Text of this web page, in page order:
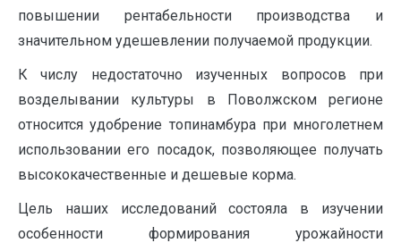
повышении рентабельности производства и
значительном удешевлении получаемой продукции.
К числу недостаточно изученных вопросов при
возделывании культуры в Поволжском регионе
относится удобрение топинамбура при многолетнем
использовании его посадок, позволяющее получать
высококачественные и дешевые корма.
Цель наших исследований состояла в изучении
особенности формирования урожайности